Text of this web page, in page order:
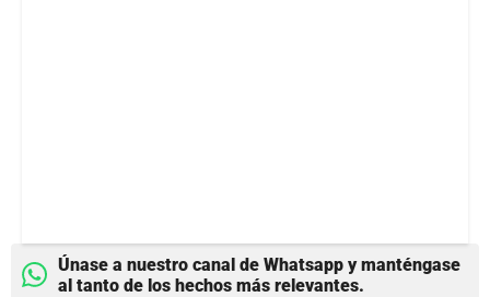
Únase a nuestro canal de Whatsapp y manténgase
al tanto de los hechos más relevantes.